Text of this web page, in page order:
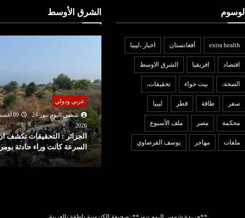
الوسوم
extra health أفغانستان اخبار ،ليبيا
افتصاد افريقيا الشرق الاوسط
الصحة، بيت حواء تحقيقات،
سفر طاقة قطر ليبيا
محكمة مصر ملف الأسبوع
ملفات مهاجر يوسف القرضاوي
الشرق الأوسط
عربي ودولي
شمس اليوم نيوز 24
09 أغسطس
الجزائر : التحقيقات تكشف ان
السرعة كانت وراء حادثة بومرداس
عربي ودولي
شمس اليوم نيوز 24
09
2026
الحوثيُّون يستهدفون مصفاة
لشركة أرامكو السعودية